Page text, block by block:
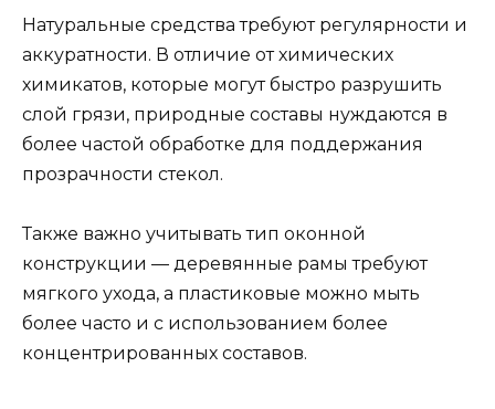
Натуральные средства требуют регулярности и
аккуратности. В отличие от химических
химикатов, которые могут быстро разрушить
слой грязи, природные составы нуждаются в
более частой обработке для поддержания
прозрачности стекол.
Также важно учитывать тип оконной
конструкции — деревянные рамы требуют
мягкого ухода, а пластиковые можно мыть
более часто и с использованием более
концентрированных составов.